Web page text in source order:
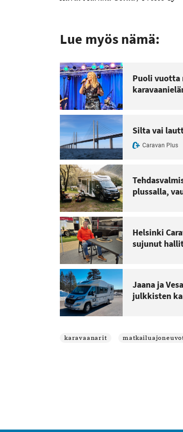
Lue myös nämä:
Puoli vuotta
Silta vai
Caravan Plus
plussalla,
Helsinki
sujunut
Jaana ja
julkkisten
karavaanarit